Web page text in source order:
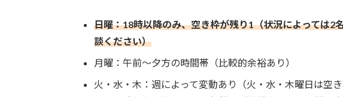
日曜：18時以降のみ、空き枠が残り1（状況によっては2
談ください）
月曜：午前〜夕方の時間帯（比較的余裕あり）
火・水・木：週によって変動あり（火・水・木曜日は空